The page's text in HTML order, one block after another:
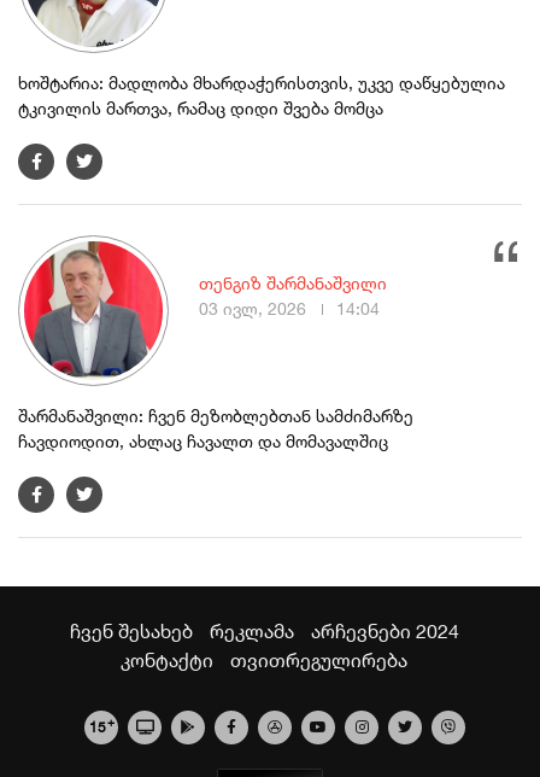
ხოშტარია: მადლობა მხარდაჭერისთვის, უკვე დაწყებულია
ტკივილის მართვა, რამაც დიდი შვება მომცა
შარმანაშვილი: ჩვენ მეზობლებთან სამძიმარზე
ჩავდიოდით, ახლაც ჩავალთ და მომავალშიც
თენგიზ შარმანაშვილი
03 ივლ, 2026
14:04
ჩვენ შესახებ რეკლამა
არჩევნები 2024
კონტაქტი
თვითრეგულირება
15+